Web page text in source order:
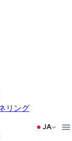
リング
JA